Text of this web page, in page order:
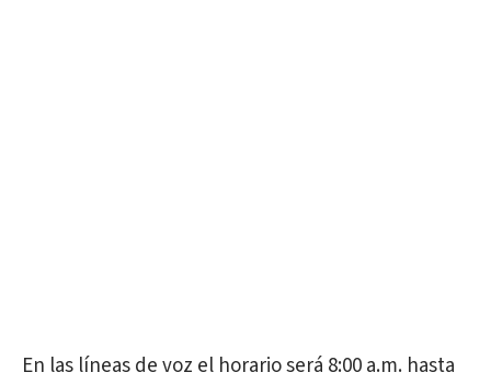
En las líneas de voz el horario será 8:00 a.m. hasta